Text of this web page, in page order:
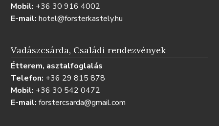
Mobil: +36 30 916 4002
E-mail: hotel@forsterkastely.hu
Vadászcsárda, Családi rendezvények
Étterem, asztalfoglalás
Telefon: +36 29 815 878
Mobil: +36 30 542 0472
E-mail: forstercsarda@gmail.com